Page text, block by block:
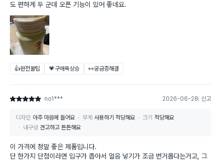
도 편하게 두 군데 오픈 기능이 있어 좋네요.
👍완전꿀팁 💗구매욕상승 👀궁금증해결
별점 5점 no1*** 2026-06-28 신고
디자인 아주 마음에 들어요 무게 사용하기 적당해요 크기 적당해요
내구성 견고하고 튼튼해요
이 가격에 정말 좋은 제품입니다.
단 한가지 단점이라면 입구가 좁아서 얼음 넣기가 조금 번거롭다는거고, 그